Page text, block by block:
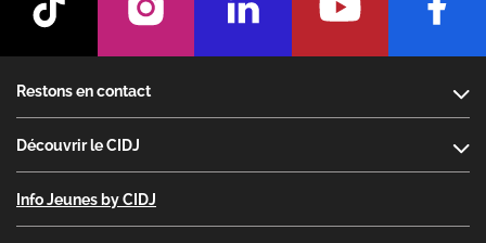
Restons en contact
Découvrir le CIDJ
Info Jeunes by CIDJ